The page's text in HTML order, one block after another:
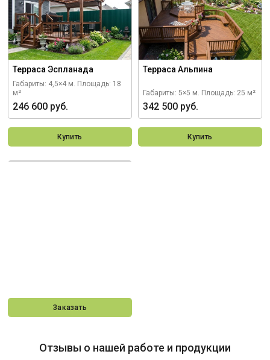
Терраса Эспланада
Габариты: 4,5×4 м. Площадь: 18
м²
246 600 руб.
Купить
Терраса Альпина
Габариты: 5×5 м. Площадь: 25 м²
342 500 руб.
Купить
Заказать
Отзывы о нашей работе и продукции